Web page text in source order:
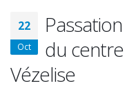
22
Oct
du
Vézelise